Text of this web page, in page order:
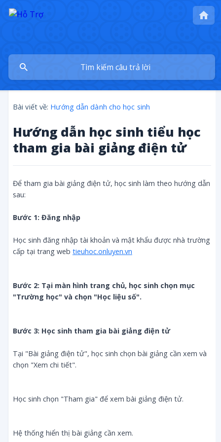
Bài viết về: Hướng dẫn dành cho học sinh
Hướng dẫn học sinh tiểu học
tham gia bài giảng điện tử
Để tham gia bài giảng điện tử, học sinh làm theo hướng dẫn
sau:
Bước 1: Đăng nhập
Học sinh đăng nhập tài khoản và mật khẩu được nhà trường
cấp tại trang web tieuhoc.onluyen.vn
Bước 2: Tại màn hình trang chủ, học sinh chọn mục
"Trường học" và chọn "Học liệu số".
Bước 3: Học sinh tham gia bài giảng điện tử
Tại "Bài giảng điện tử", học sinh chọn bài giảng cần xem và
chọn "Xem chi tiết".
Học sinh chọn "Tham gia" để xem bài giảng điện tử.
Hệ thống hiển thị bài giảng cần xem.